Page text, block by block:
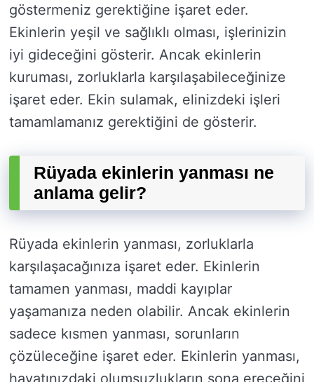
göstermeniz gerektiğine işaret eder.
Ekinlerin yeşil ve sağlıklı olması, işlerinizin
iyi gideceğini gösterir. Ancak ekinlerin
kuruması, zorluklarla karşılaşabileceğinize
işaret eder. Ekin sulamak, elinizdeki işleri
tamamlamanız gerektiğini de gösterir.
Rüyada ekinlerin yanması ne
anlama gelir?
Rüyada ekinlerin yanması, zorluklarla
karşılaşacağınıza işaret eder. Ekinlerin
tamamen yanması, maddi kayıplar
yaşamanıza neden olabilir. Ancak ekinlerin
sadece kısmen yanması, sorunların
çözüleceğine işaret eder. Ekinlerin yanması,
hayatınızdaki olumsuzlukların sona ereceğini